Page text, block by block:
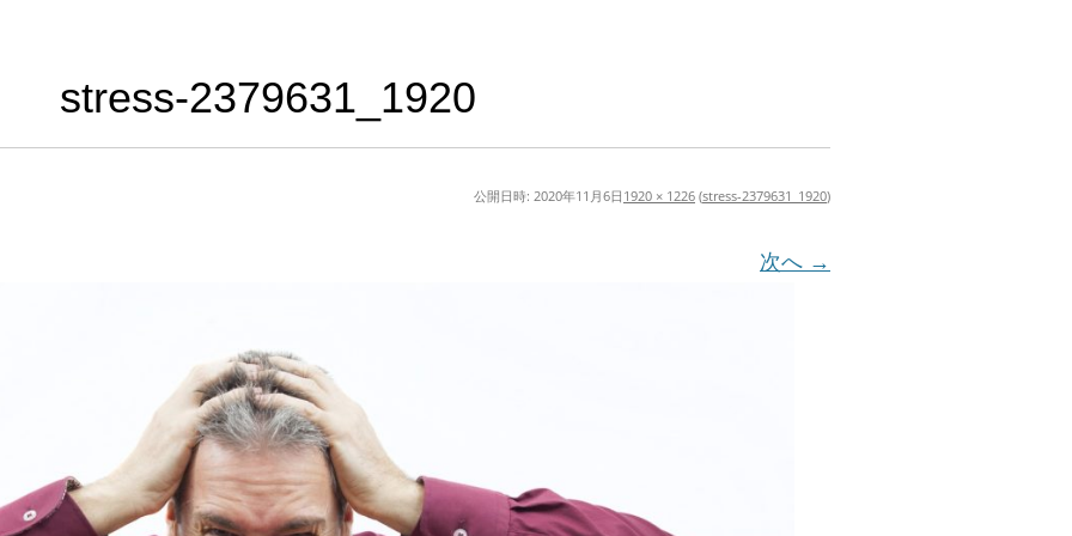
stress-2379631_1920
公開日時: 2020年11月6日 1920 × 1226 (stress-2379631_1920)
次へ →